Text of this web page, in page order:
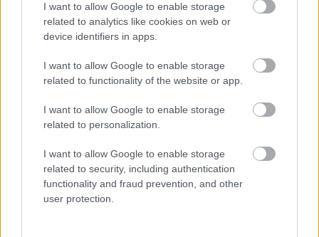
I want to allow Google to enable storage
related to analytics like cookies on web or
device identifiers in apps.
I want to allow Google to enable storage
related to functionality of the website or app.
I want to allow Google to enable storage
related to personalization.
I want to allow Google to enable storage
related to security, including authentication
functionality and fraud prevention, and other
user protection.